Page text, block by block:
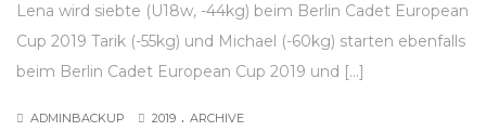
Lena wird siebte (U18w, -44kg) beim Berlin Cadet European
Cup 2019 Tarik (-55kg) und Michael (-60kg) starten ebenfalls
beim Berlin Cadet European Cup 2019 und […]
ADMINBACKUP 2019 . ARCHIVE